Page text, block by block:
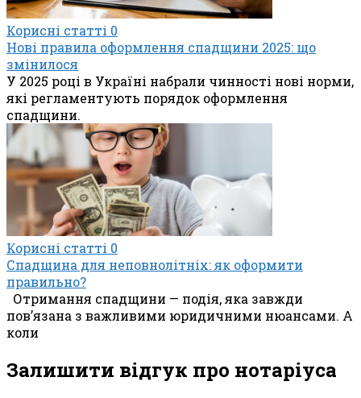
Корисні статті 0
Нові правила оформлення спадщини 2025: що
змінилося
У 2025 році в Україні набрали чинності нові норми,
які регламентують порядок оформлення
спадщини.
Корисні статті 0
Спадщина для неповнолітніх: як оформити
правильно?
Отримання спадщини — подія, яка завжди
пов’язана з важливими юридичними нюансами. А
коли
Залишити відгук про нотаріуса